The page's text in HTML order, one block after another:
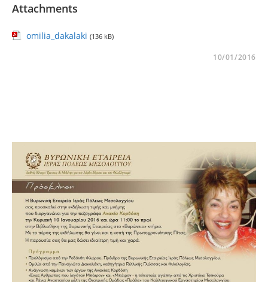
Attachments
omilia_dakalaki (136 kB)
10/01/2016